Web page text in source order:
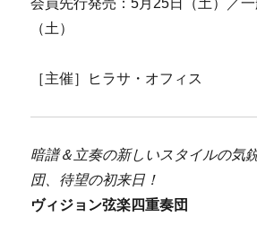
会員先行発売：5月25日（土）／
（土）
［主催］ヒラサ・オフィス
暗譜＆立奏の新しいスタイルの気
団、待望の初来日！
ヴィジョン弦楽四重奏団